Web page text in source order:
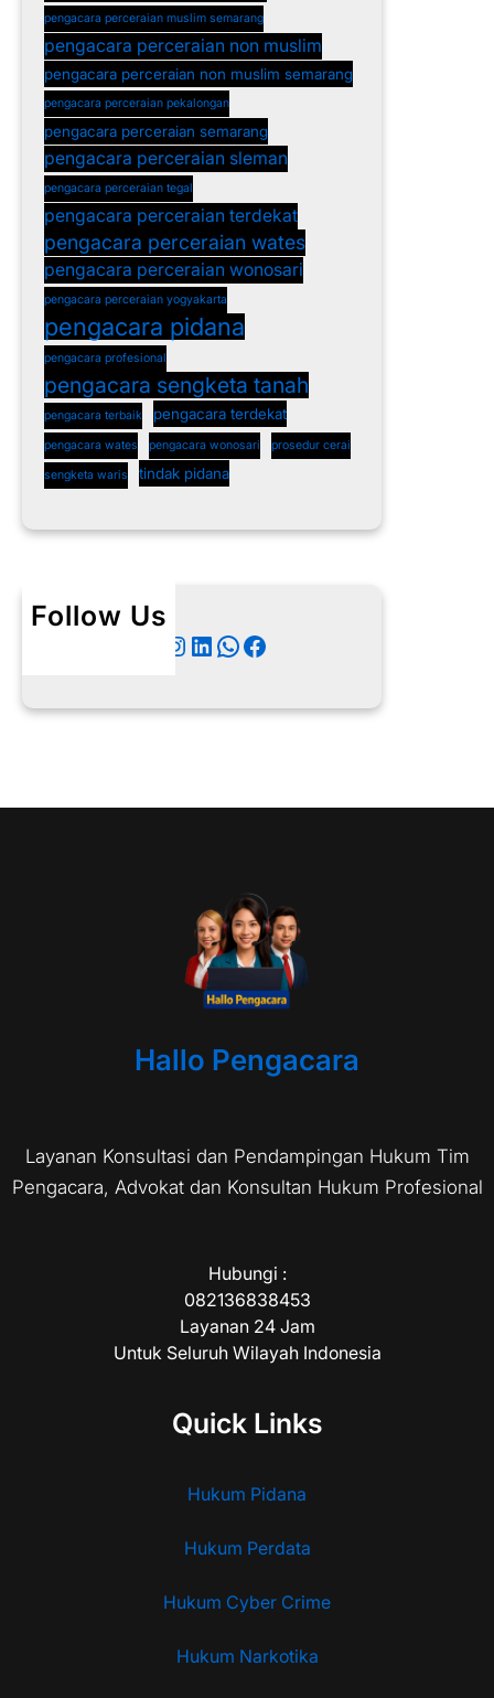
pengacara perceraian muslim semarang
pengacara perceraian non muslim
pengacara perceraian non muslim semarang
pengacara perceraian pekalongan
pengacara perceraian semarang
pengacara perceraian sleman
pengacara perceraian tegal
pengacara perceraian terdekat
pengacara perceraian wates
pengacara perceraian wonosari
pengacara perceraian yogyakarta
pengacara pidana
pengacara profesional
pengacara sengketa tanah
pengacara terbaik pengacara terdekat
pengacara wates pengacara wonosari prosedur cerai
sengketa waris tindak pidana
Follow Us
Instagram LinkedIn WhatsApp Facebook
Hallo Pengacara
Layanan Konsultasi dan Pendampingan Hukum Tim
Pengacara, Advokat dan Konsultan Hukum Profesional
Hubungi :
082136838453
Layanan 24 Jam
Untuk Seluruh Wilayah Indonesia
Quick Links
Hukum Pidana
Hukum Perdata
Hukum Cyber Crime
Hukum Narkotika